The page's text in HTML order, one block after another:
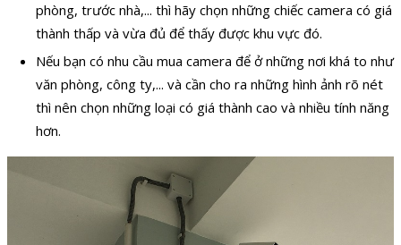
phòng, trước nhà,... thì hãy chọn những chiếc camera có giá
thành thấp và vừa đủ để thấy được khu vực đó.
Nếu bạn có nhu cầu mua camera để ở những nơi khá to như
văn phòng, công ty,... và cần cho ra những hình ảnh rõ nét
thì nên chọn những loại có giá thành cao và nhiều tính năng
hơn.